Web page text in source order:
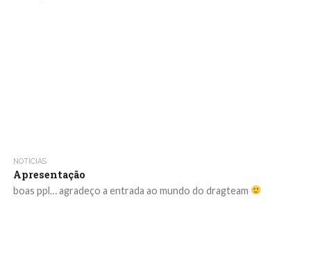
NOTICIAS
Apresentação
boas ppl… agradeço a entrada ao mundo do dragteam